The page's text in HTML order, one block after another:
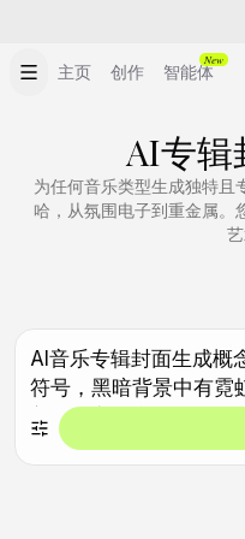
主页 创作 智能体
New
AI专辑
为任何音乐类型生成独特
哈，从氛围电子到重金属。